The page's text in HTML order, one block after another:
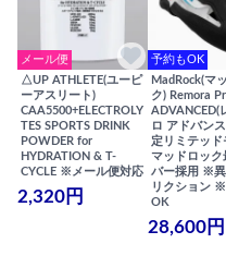
メール便
△UP ATHLETE(ユーピ
ーアスリート)
CAA5500+ELECTROLY
TES SPORTS DRINK
POWDER for
HYDRATION & T-
CYCLE ※メール便対応
2,320円
予約もOK
MadRock(マ
ク) Remora
ADVANCED(
ロ アドバン
定リミテッ
マッドロック
バー採用 ※異
リクション
OK
28,600円